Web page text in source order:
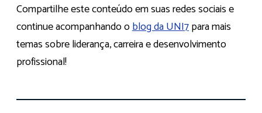
Compartilhe este conteúdo em suas redes sociais e
continue acompanhando oblog da UNI7para mais
temas sobre liderança, carreira e desenvolvimento
profissional!